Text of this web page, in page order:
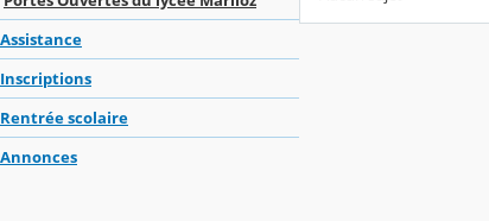
Assistance
Inscriptions
Rentrée scolaire
Annonces